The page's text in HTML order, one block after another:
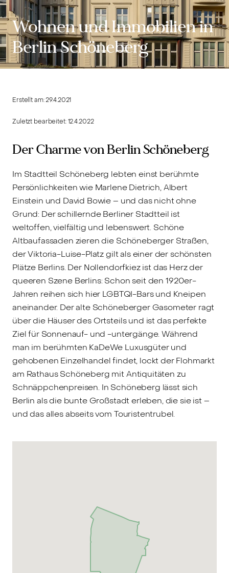
Wohnen und Immobilien in
Berlin Schöneberg
Erstellt am:29.4.2021
Zuletzt bearbeitet:12.4.2022
Der Charme von Berlin Schöneberg
Im Stadtteil Schöneberg lebten einst berühmte
Persönlichkeiten wie Marlene Dietrich, Albert
Einstein und David Bowie – und das nicht ohne
Grund: Der schillernde Berliner Stadtteil ist
weltoffen, vielfältig und lebenswert. Schöne
Altbaufassaden zieren die Schöneberger Straßen,
der Viktoria-Luise-Platz gilt als einer der schönsten
Plätze Berlins. Der Nollendorfkiez ist das Herz der
queeren Szene Berlins: Schon seit den 1920er-
Jahren reihen sich hier LGBTQI-Bars und Kneipen
aneinander. Der alte Schöneberger Gasometer ragt
über die Häuser des Ortsteils und ist das perfekte
Ziel für Sonnenauf- und -untergänge. Während
man im berühmten KaDeWe Luxusgüter und
gehobenen Einzelhandel findet, lockt der Flohmarkt
am Rathaus Schöneberg mit Antiquitäten zu
Schnäppchenpreisen. In Schöneberg lässt sich
Berlin als die bunte Großstadt erleben, die sie ist –
und das alles abseits vom Touristentrubel.